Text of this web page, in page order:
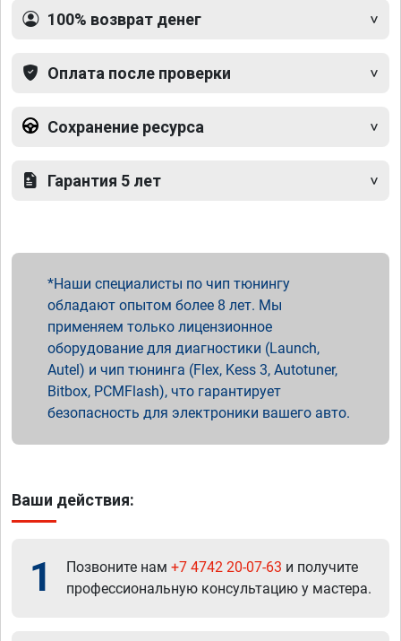
100% возврат денег
Оплата после проверки
Сохранение ресурса
Гарантия 5 лет
Наши специалисты по чип тюнингу
обладают опытом более 8 лет. Мы
применяем только лицензионное
оборудование для диагностики (Launch,
Autel) и чип тюнинга (Flex, Kess 3, Autotuner,
Bitbox, PCMFlash), что гарантирует
безопасность для электроники вашего авто.
Ваши действия:
1 Позвоните нам +7 4742 20-07-63 и получите
профессиональную консультацию у мастера.